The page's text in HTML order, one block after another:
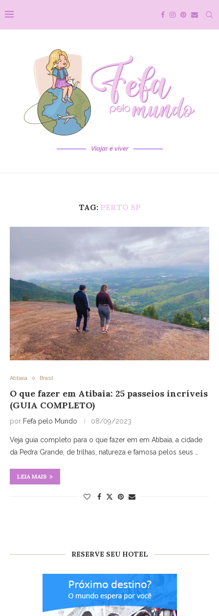
Viajar é viver
TAG: PERTO SP
Atibaia Brasil
O que fazer em Atibaia: 25 passeios incríveis
(GUIA COMPLETO)
por Fefa pelo Mundo 08/09/2023
Veja guia completo para o que fazer em em Atibaia, a cidade
da Pedra Grande, de trilhas, natureza e famosa pelos seus …
LEIA MAIS
RESERVE SEU HOTEL